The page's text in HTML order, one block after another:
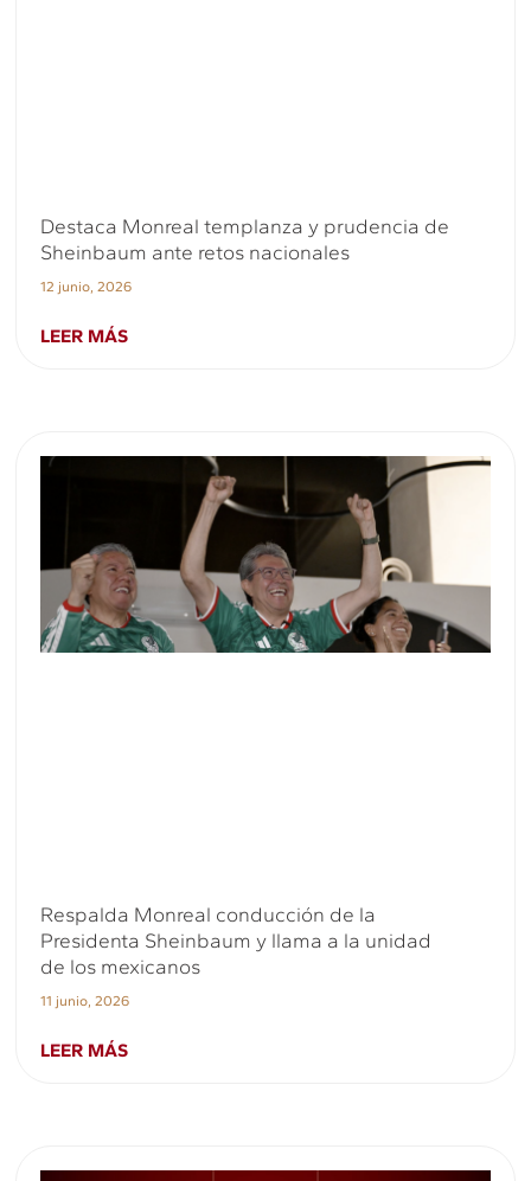
Destaca Monreal templanza y prudencia de
Sheinbaum ante retos nacionales
12 junio, 2026
LEER MÁS
Respalda Monreal conducción de la
Presidenta Sheinbaum y llama a la unidad
de los mexicanos
11 junio, 2026
LEER MÁS